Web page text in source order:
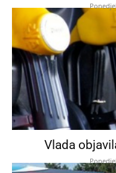
Vlada